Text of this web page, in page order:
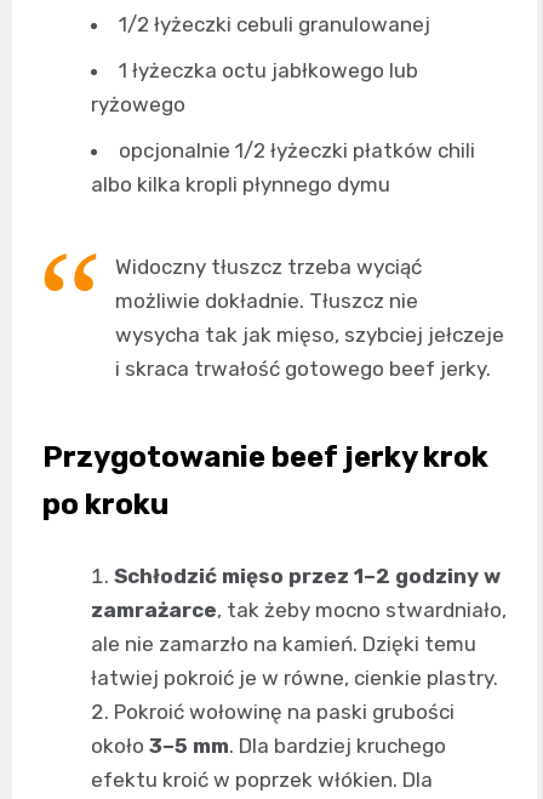
1/2 łyżeczki cebuli granulowanej
1 łyżeczka octu jabłkowego lub
ryżowego
opcjonalnie 1/2 łyżeczki płatków chili
albo kilka kropli płynnego dymu
Widoczny tłuszcz trzeba wyciąć
możliwie dokładnie. Tłuszcz nie
wysycha tak jak mięso, szybciej jełczeje
i skraca trwałość gotowego beef jerky.
Przygotowanie beef jerky krok
po kroku
Schłodzić mięso przez 1–2 godziny w
zamrażarce, tak żeby mocno stwardniało,
ale nie zamarzło na kamień. Dzięki temu
łatwiej pokroić je w równe, cienkie plastry.
Pokroić wołowinę na paski grubości
około 3–5 mm. Dla bardziej kruchego
efektu kroić w poprzek włókien. Dla